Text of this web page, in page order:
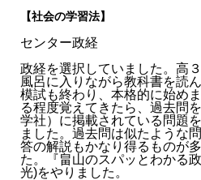
【社会の学習法】
センター政経
政経を選択していました。高
風呂に入りながら教科書を読
模試も終わり、本格的に始め
る程度覚えてきたら、過去問
学社）に掲載されている問題
ました。過去問は似たような
答の解説もかなり得るものが
た。『畠山のスパッとわかる
光)をやりました。